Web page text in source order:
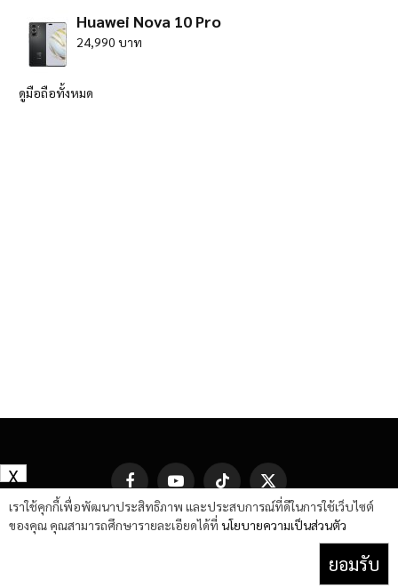
Huawei Nova 10 Pro
24,990 บาท
ดูมือถือทั้งหมด
FacebookYouTube TikTok
X
(Twitter)
เราใช้คุกกี้เพื่อพัฒนาประสิทธิภาพ และประสบการณ์ที่ดีในการใช้เว็บไซต์
ของคุณ คุณสามารถศึกษารายละเอียดได้ที่ นโยบายความเป็นส่วนตัว
ยอมรับ
X